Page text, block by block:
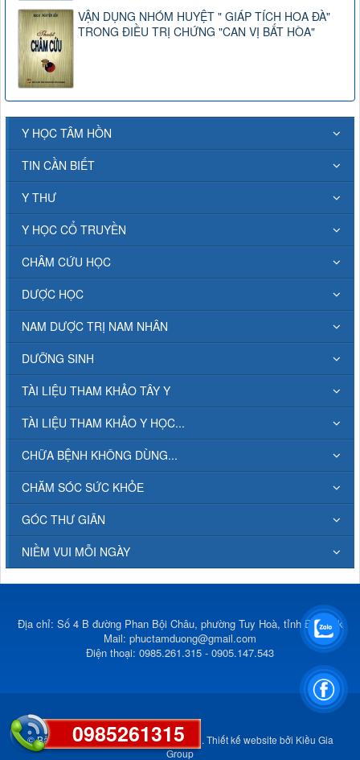
0985261315
VẬN DỤNG NHÓM HUYỆT " GIÁP TÍCH HOA ĐÀ"
TRONG ĐIỀU TRỊ CHỨNG "CAN VỊ BẤT HÒA"
Y HỌC TÂM HỒN
TIN CẦN BIẾT
Y THƯ
Y HỌC CỔ TRUYỀN
CHÂM CỨU HỌC
DƯỢC HỌC
NAM DƯỢC TRỊ NAM NHÂN
DƯỠNG SINH
TÀI LIỆU THAM KHẢO TÂY Y
TÀI LIỆU THAM KHẢO Y HỌC...
CHỮA BỆNH KHÔNG DÙNG...
CHĂM SÓC SỨC KHỎE
GÓC THƯ GIÃN
NIỀM VUI MỖI NGÀY
Địa chỉ: Số 4 B đường Phan Bội Châu, phường Tuy Hoà, tỉnh Đắk Lắk
Mail: phuctamduong@gmail.com
Điện thoại: 0985.261.315 - 0905.147.543
© Bản quyền thuộc vềPhúc Tâm Đường . Thiết kế website bởi Kiều Gia
Group